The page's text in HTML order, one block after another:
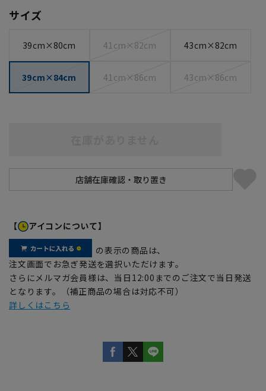
サイズ
39cm×80cm 41cm×82cm 43cm×82cm
39cm×84cm 41cm×86cm 43cm×86cm
【 アイコンについて】
の表示の商品は、
注文画面でお急ぎ発送を選択いただけます。
さらにメルマガ会員様は、当日12:00までのご注文で当日発送
となります。（補正商品の場合は対応不可）
詳しくはこちら